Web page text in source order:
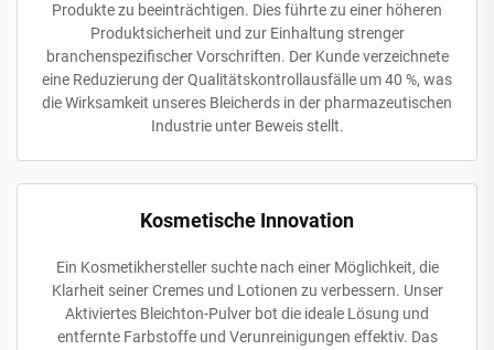
Produkte zu beeinträchtigen. Dies führte zu einer höheren
Produktsicherheit und zur Einhaltung strenger
branchenspezifischer Vorschriften. Der Kunde verzeichnete
eine Reduzierung der Qualitätskontrollausfälle um 40 %, was
die Wirksamkeit unseres Bleicherds in der pharmazeutischen
Industrie unter Beweis stellt.
Kosmetische Innovation
Ein Kosmetikhersteller suchte nach einer Möglichkeit, die
Klarheit seiner Cremes und Lotionen zu verbessern. Unser
Aktiviertes Bleichton-Pulver bot die ideale Lösung und
entfernte Farbstoffe und Verunreinigungen effektiv. Das